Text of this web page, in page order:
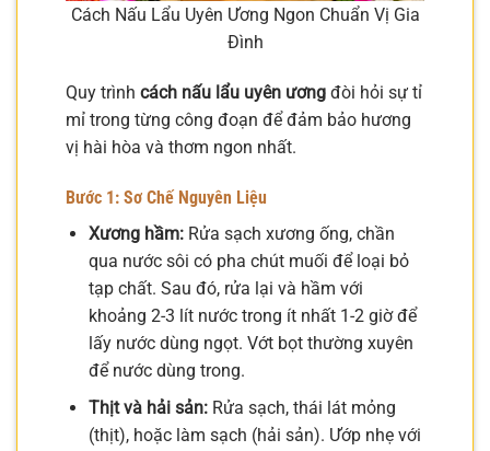
Cách Nấu Lẩu Uyên Ương Ngon Chuẩn Vị Gia
Đình
Quy trình cách nấu lẩu uyên ương đòi hỏi sự tỉ
mỉ trong từng công đoạn để đảm bảo hương
vị hài hòa và thơm ngon nhất.
Bước 1: Sơ Chế Nguyên Liệu
Xương hầm:Rửa sạch xương ống, chần
qua nước sôi có pha chút muối để loại bỏ
tạp chất. Sau đó, rửa lại và hầm với
khoảng 2-3 lít nước trong ít nhất 1-2 giờ để
lấy nước dùng ngọt. Vớt bọt thường xuyên
để nước dùng trong.
Thịt và hải sản:Rửa sạch, thái lát mỏng
(thịt), hoặc làm sạch (hải sản). Ướp nhẹ với